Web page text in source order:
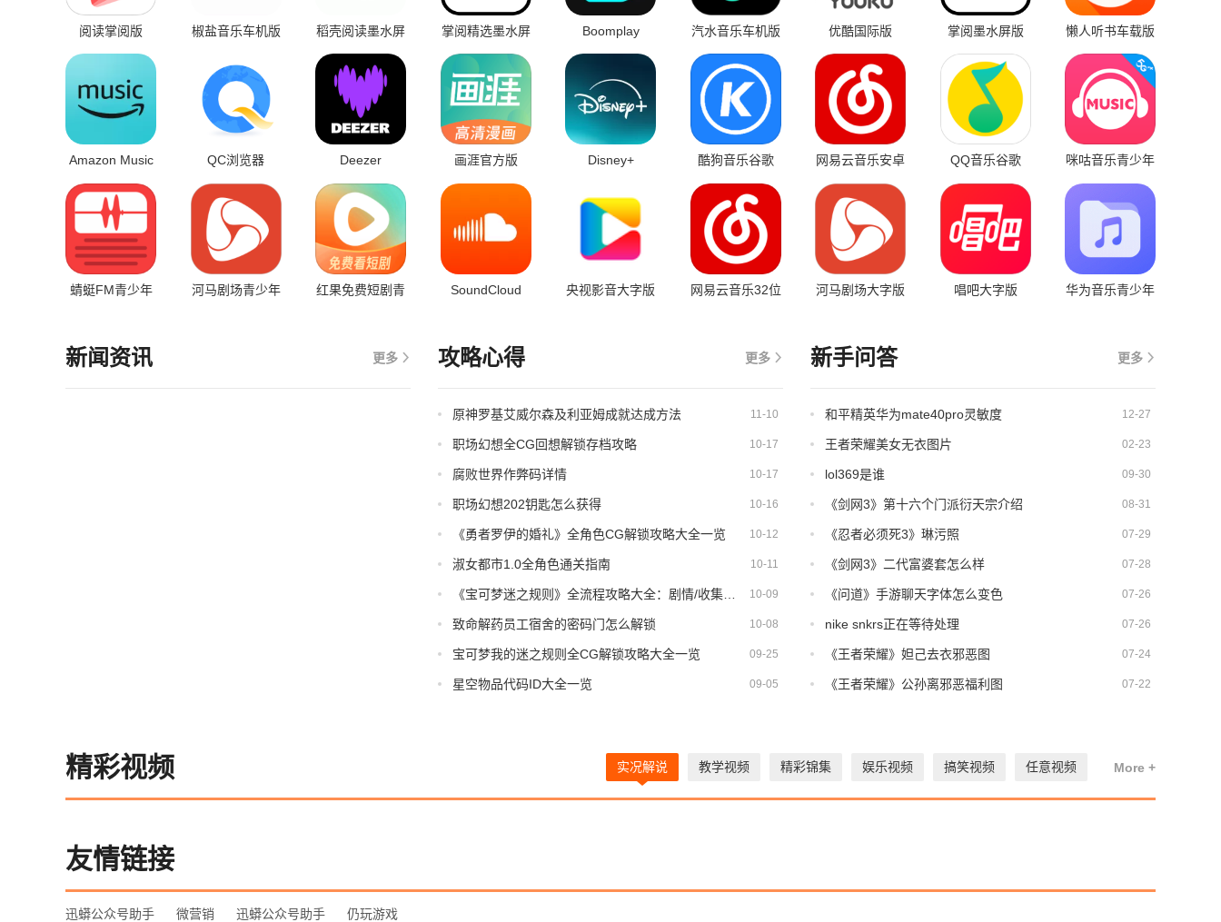
阅读掌阅版 椒盐音乐车机版
稻壳阅读墨水屏
掌阅精选墨水屏
Boomplay 汽水音乐车机版 优酷国际版 掌阅墨水屏版 懒人听书车载版
Amazon Music QC浏览器 Deezer 画涯官方版 Disney+
酷狗音乐谷歌
网易云音乐安卓
QQ音乐谷歌
咪咕音乐青少年
蜻蜓FM青少年
河马剧场青少年
红果免费短剧青
SoundCloud 央视影音大字版
网易云音乐32位
河马剧场大字版 唱吧大字版
华为音乐青少年
新闻资讯 更多 攻略心得 更多
11-10
原神罗基艾威尔森及利亚姆成就达成方法
10-17
职场幻想全CG回想解锁存档攻略
10-17
腐败世界作弊码详情
10-16
职场幻想202钥匙怎么获得
10-12
《勇者罗伊的婚礼》全角色CG解锁攻略大全一览
10-11
淑女都市1.0全角色通关指南
10-09
10-08
致命解药员工宿舍的密码门怎么解锁
09-25
宝可梦我的迷之规则全CG解锁攻略大全一览
09-05
星空物品代码ID大全一览
新手问答 更多
12-27
和平精英华为mate40pro灵敏度
02-23
王者荣耀美女无衣图片
09-30
lol369是谁
08-31
《剑网3》第十六个门派衍天宗介绍
07-29
《忍者必须死3》琳污照
07-28
《剑网3》二代富婆套怎么样
07-26
《问道》手游聊天字体怎么变色
07-26
nike snkrs正在等待处理
07-24
《王者荣耀》妲己去衣邪恶图
07-22
《王者荣耀》公孙离邪恶福利图
精彩视频 More +
实况解说 教学视频 精彩锦集 娱乐视频 搞笑视频 任意视频
友情链接
迅蟒公众号助手 微营销 迅蟒公众号助手 仍玩游戏